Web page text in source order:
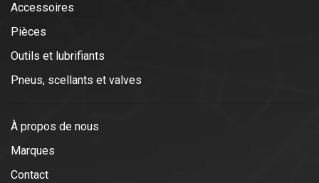
Accessoires
Pièces
Outils et lubrifiants
Pneus, scellants et valves
À propos de nous
Marques
Contact